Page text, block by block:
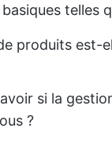
telles
produits est-
si la
?